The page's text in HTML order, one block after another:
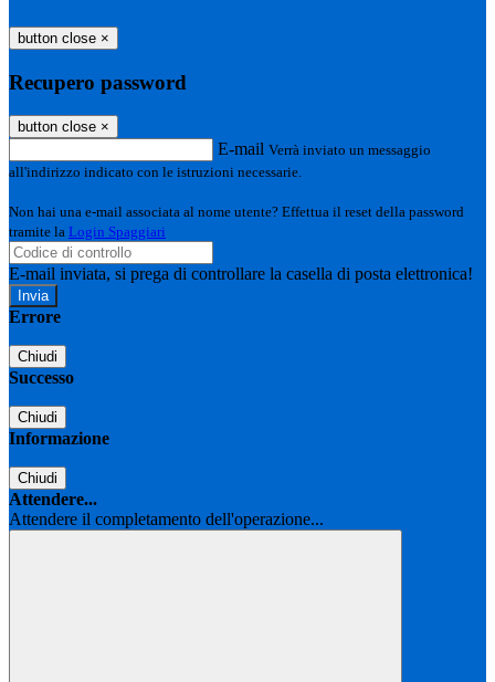
button close ×
Recupero password
button close ×
E-mail Verrà inviato un messaggio
all'indirizzo indicato con le istruzioni necessarie.
Non hai una e-mail associata al nome utente? Effettua il reset della password
tramite la Login Spaggiari
E-mail inviata, si prega di controllare la casella di posta elettronica!
Errore
Chiudi
Successo
Chiudi
Informazione
Chiudi
Attendere...
Attendere il completamento dell'operazione...